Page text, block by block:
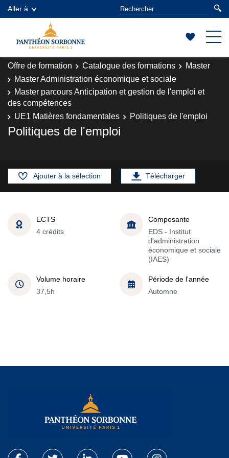
Aller à
Offre de formation Catalogue des formations
Master
Master Administration économique et sociale
Master parcours Anticipation et gestion de l'emploi et
des compétences
UE1 Matières fondamentales
Politiques de l'emploi
Politiques de l'emploi
Ajouter à la sélection Télécharger
ECTS
4 crédits
Composante
EDS - Institut
d'administration
économique et sociale
(IAES)
Volume horaire
37,5h
Période de l'année
Automne